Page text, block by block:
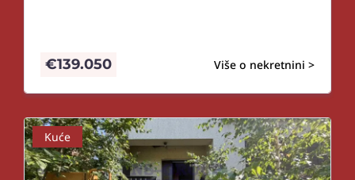
Više o nekretnini >
€139.050
Kuće